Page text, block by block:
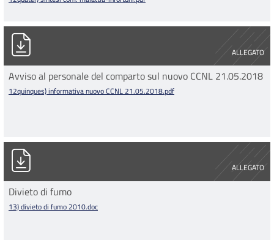
ALLEGATO
12quinques) informativa nuovo CCNL 21.05.2018.pdf
Avviso al personale del comparto sul nuovo CCNL 21.05.2018
12quinques) informativa nuovo CCNL 21.05.2018.pdf
ALLEGATO
13) divieto di fumo 2010.doc
Divieto di fumo
13) divieto di fumo 2010.doc